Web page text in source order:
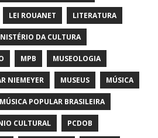
LEI ROUANET LITERATURA
DA CULTURA
MPB MUSEOLOGIA
NIEMEYER MUSEUS MÚSICA
MÚSICA POPULAR BRASILEIRA
CULTURAL PCDOB